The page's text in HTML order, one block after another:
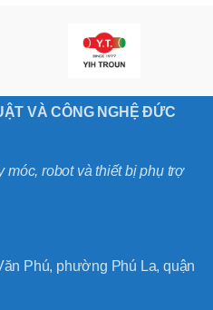
VÀ CÔNG NGHỆ ĐỨC
móc, robot và thiết bị phụ trợ
Phú, phường Phú La, quận